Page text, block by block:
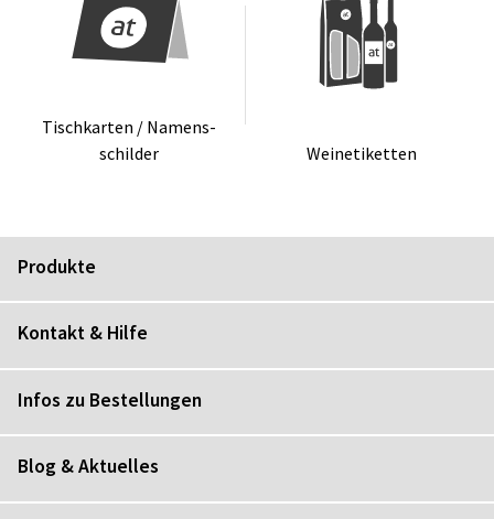
Tisch­kar­ten / Na­mens­
schil­der
Wei­ne­ti­ket­ten
Produkte
Kontakt & Hilfe
Infos zu Bestellungen
Blog & Aktuelles